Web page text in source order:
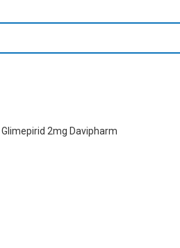
2mg Davipharm